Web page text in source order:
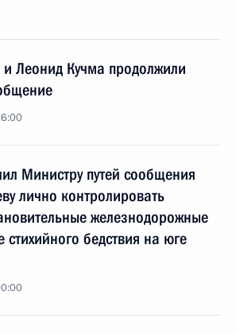
Леонид Кучма продолжили
Министру путей сообщения
лично контролировать
железнодорожные
бедствия на юге